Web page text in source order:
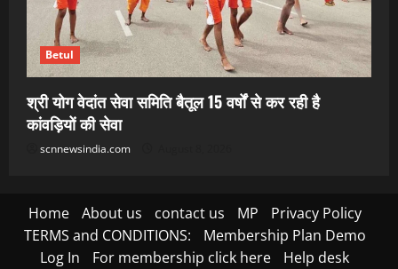
Betul
श्री योग वेदांत सेवा समिति बैतूल 15 वर्षों से कर रही है
कांवड़ियों की सेवा
scnnewsindia.com
Home About us contact us MP
Privacy Policy
TERMS and CONDITIONS:
Membership Plan Demo
Log In
For membership click here Help desk